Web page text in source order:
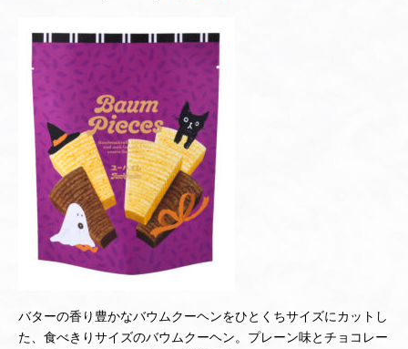
バターの香り豊かなバウムクーヘンをひとくちサイズにカットし
た、食べきりサイズのバウムクーヘン。プレーン味とチョコレー